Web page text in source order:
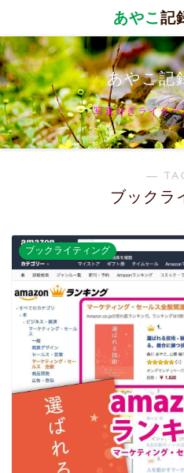
あやこ記
あやこ記
写真好きライタ
―
ブックラ
ブックライティング